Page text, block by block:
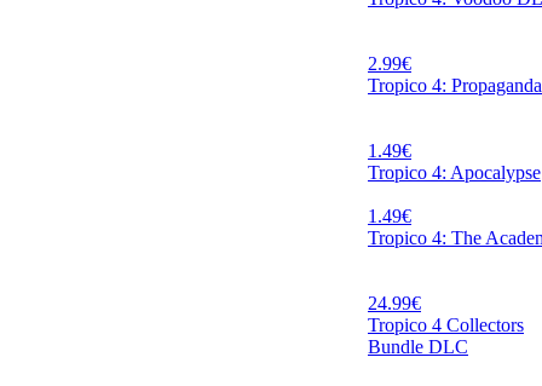
2.99€
Tropico 4:
1.49€
Tropico 4: Apocalypse
1.49€
Tropico 4: The
24.99€
Tropico 4 Collectors
Bundle DLC